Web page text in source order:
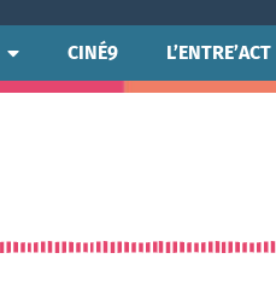
CINÉ9 L’ENTRE’ACT